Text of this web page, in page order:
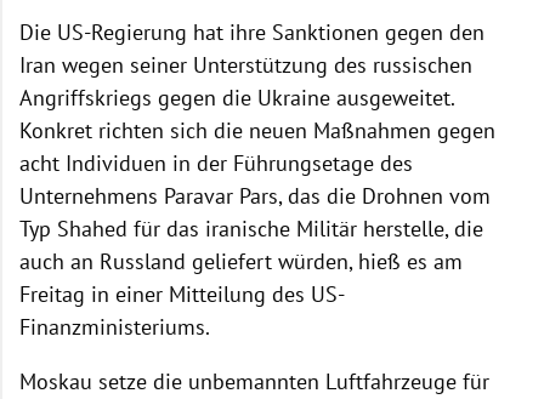
Die US-Regierung hat ihre Sanktionen gegen den
Iran wegen seiner Unterstützung des russischen
Angriffskriegs gegen die Ukraine ausgeweitet.
Konkret richten sich die neuen Maßnahmen gegen
acht Individuen in der Führungsetage des
Unternehmens Paravar Pars, das die Drohnen vom
Typ Shahed für das iranische Militär herstelle, die
auch an Russland geliefert würden, hieß es am
Freitag in einer Mitteilung des US-
Finanzministeriums.
Moskau setze die unbemannten Luftfahrzeuge für